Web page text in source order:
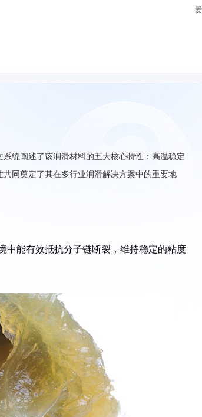
统阐述了该润滑材料的五大核心特性：高温稳定
同奠定了其在多行业润滑解决方案中的重要地
中能有效抵抗分子链断裂，维持稳定的粘度